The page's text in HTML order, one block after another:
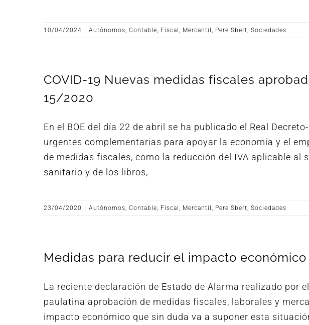
10/04/2024 Autónomos, Contable, Fiscal , Mercantil , Pere Sbert, Sociedades
COVID-19 Nuevas medidas fiscales
15/2020
En el BOE del día 22 de abril se ha publicado el Real
urgentes complementarias para apoyar la economía y el
de medidas fiscales, como la reducción del IVA aplicable al
sanitario y de los libros,
23/04/2020 Autónomos, Contable, Fiscal , Mercantil , Pere Sbert, Sociedades
Medidas para reducir el impacto
La reciente declaración de Estado de Alarma realizado por
paulatina aprobación de medidas fiscales, laborales y
impacto económico que sin duda va a suponer esta